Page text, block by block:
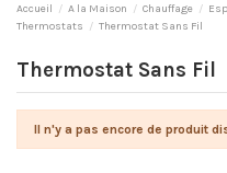
Accueil A la Maison Chauffage
Thermostats
Thermostat Sans Fil
Thermostat Sans Fil
Il n'y a pas encore de produit